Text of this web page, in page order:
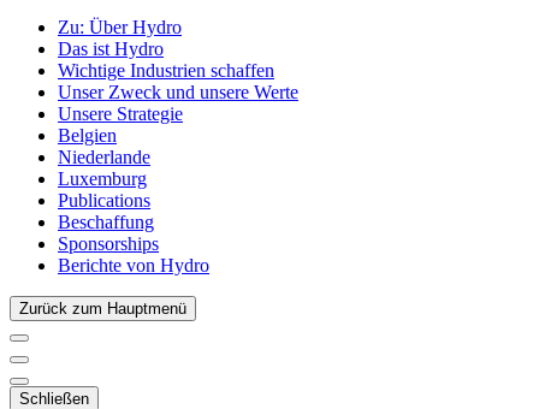
Zu: Über Hydro
Das ist Hydro
Wichtige Industrien schaffen
Unser Zweck und unsere Werte
Unsere Strategie
Belgien
Niederlande
Luxemburg
Publications
Beschaffung
Sponsorships
Berichte von Hydro
Zurück zum Hauptmenü
Schließen